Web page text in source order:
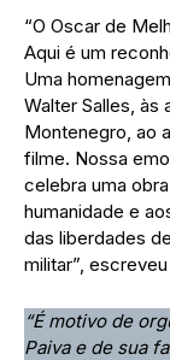
“O Oscar de
Aqui é um
Uma
Walter Salles, às
Montenegro, ao
filme. Nossa
celebra uma
humanidade e
das liberdades
militar”,
“É motivo de
Paiva e de sua